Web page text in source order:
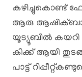
കഴിച്ചുകൊണ്ട്
ആരു
യൂട്യൂബിൽ
കിക്ക് ആയി
പാട്ട്